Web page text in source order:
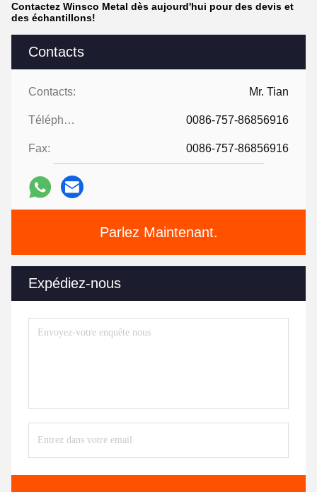
Contacts
Contacts: Mr. Tian
Téléphone: 0086-757-86856916
Fax: 0086-757-86856916
Parlez Maintenant.
Expédiez-nous
Contactez Winsco Metal dès aujourd'hui pour des devis et
des échantillons!